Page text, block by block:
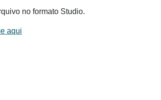
no formato Studio.
aqui